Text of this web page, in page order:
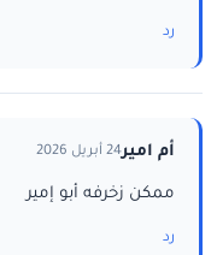
رد
أم امير24 أبريل 2026
ممكن زخرفه أبو إمير
رد